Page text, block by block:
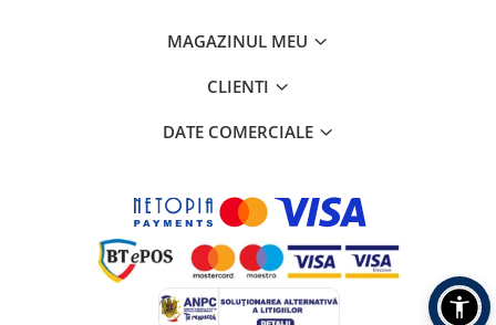
MAGAZINUL MEU
CLIENTI
DATE COMERCIALE